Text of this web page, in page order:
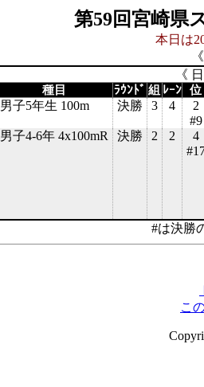
第59回宮崎県
本日は
《
種目 ﾗｳﾝﾄﾞ 組 ﾚｰﾝ 位
男子5年生 100m 決勝 3 4
2
#9
男子4-6年 4x100mR
決勝 2 2
4
#は決勝
こ